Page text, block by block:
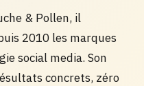
& Pollen, il
2010 les marques
social media. Son
concrets, zéro